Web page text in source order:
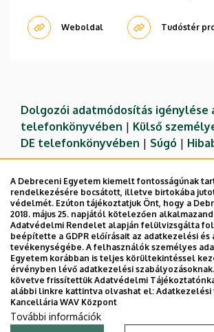
Weboldal Tudóstér
Dolgozói adatmódosítás igénylése
telefonkönyvében | Külső
DE telefonkönyvében | Súgó |
Adatvédelem
Adatvédelem
A Debreceni Egyetem kiemelt fontosságúnak
rendelkezésére bocsátott, illetve birtokába
védelmét. Ezúton tájékoztatjuk Önt, hogy a
2018. május 25. napjától kötelezően
Adatvédelmi Rendelet alapján felülvizsgálta
beépítette a GDPR előírásait az adatkezelési
tevékenységébe. A felhasználók személyes
Egyetem korábban is teljes körültekintéssel
érvényben lévő adatkezelési szabályozásoknak.
követve frissítettük Adatvédelmi
alábbi linkre kattintva olvashat el: Adatkezelési
Kancellária WAV Központ
További információk